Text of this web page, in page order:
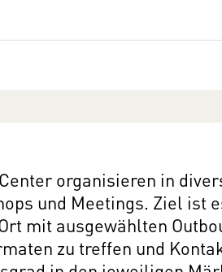
organisieren in
und Meetings. Ziel ist
mit ausgewählten
zu treffen und